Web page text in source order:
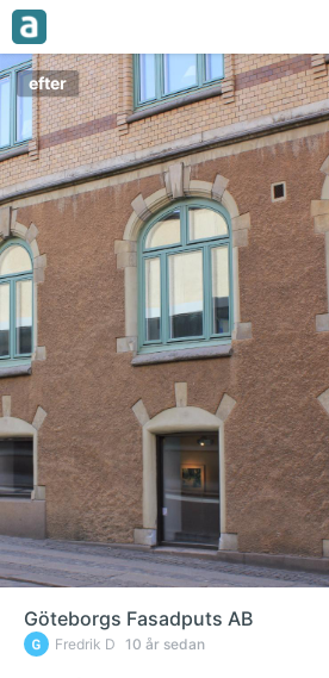
efter
Göteborgs Fasadputs AB
Fredrik D 10 år sedan